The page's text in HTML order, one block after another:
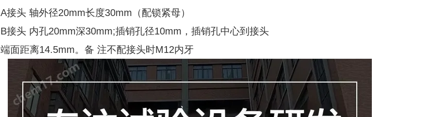
A接头 轴外径20mm长度30mm（配锁紧母）
B接头 内孔20mm深30mm;插销孔径10mm，插销孔中心到接头
端面距离14.5mm。备 注不配接头时M12内牙